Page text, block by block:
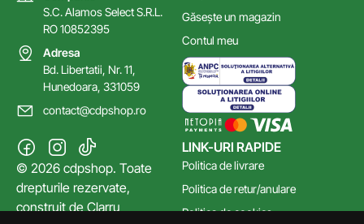
LINK-URI RAPIDE
Politica de livrare
Politica de retur/anulare
Politica de cookies
Găsește un magazin
Contul meu
S.C. Alamos Select S.R.L.
RO 10852395
Adresa
Bd. Libertatii, Nr. 11,
Hunedoara, 331059
contact@cdpshop.ro
© 2026 cdpshop. Toate
drepturile rezervate,
construit deClarru